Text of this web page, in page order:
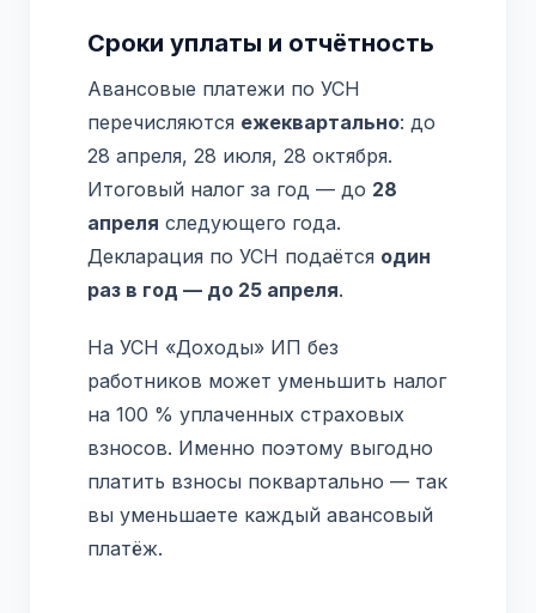
Сроки уплаты и отчётность
Авансовые платежи по УСН
перечисляются ежеквартально: до
28 апреля, 28 июля, 28 октября.
Итоговый налог за год — до 28
апреля следующего года.
Декларация по УСН подаётся один
раз в год — до 25 апреля.
На УСН «Доходы» ИП без
работников может уменьшить налог
на 100 % уплаченных страховых
взносов. Именно поэтому выгодно
платить взносы поквартально — так
вы уменьшаете каждый авансовый
платёж.